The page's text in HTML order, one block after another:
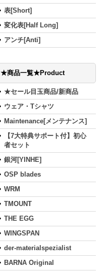
表[Short]
変化表[Half Long]
アンチ[Anti]
★商品一覧★Product
★セール目玉商品/新商品
ウェア・Tシャツ
Maintenance[メンテナンス]
【7大特典サポート付】初心
者セット
銀河[YINHE]
OSP blades
WRM
TMOUNT
THE EGG
WINGSPAN
der-materialspezialist
BARNA Original